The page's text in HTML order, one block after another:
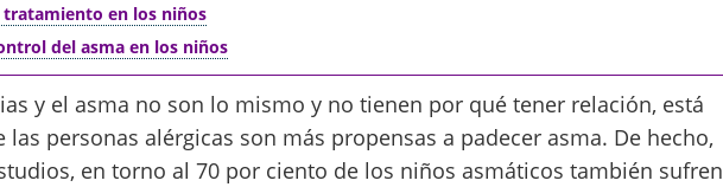
tratamiento en los niños
del asma en los niños
y el asma no son lo mismo y no tienen por qué tener relación, está
personas alérgicas son más propensas a padecer asma. De hecho,
en torno al 70 por ciento de los niños asmáticos también sufren